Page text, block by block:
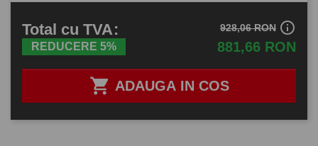
 ADAUGA IN COS
Total cu TVA:
REDUCERE 5% 881,66 RON
928,06 RON info_outline